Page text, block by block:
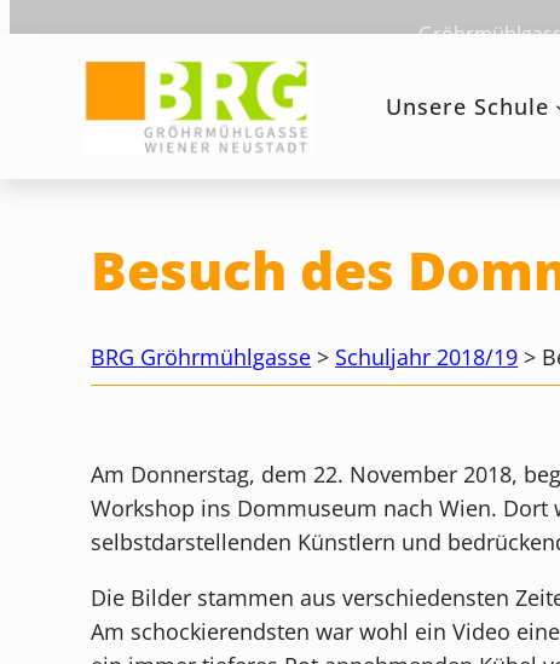
Unsere Schule
Besuch des
BRG Gröhrmühlgasse > Schuljahr 2018/19 >
Am Donnerstag, dem 22. November 2018,
Workshop ins Dommuseum nach Wien. Dort
selbstdarstellenden Künstlern und
Die Bilder stammen aus verschiedensten
Am schockierendsten war wohl ein Video